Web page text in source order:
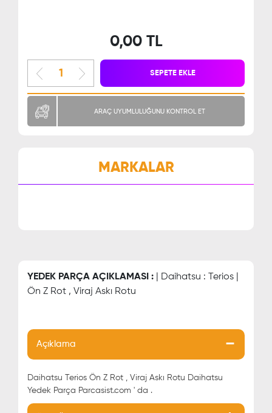
0,00 TL
SEPETE EKLE
ARAÇ UYUMLULUĞUNU KONTROL ET
MARKALAR
YEDEK PARÇA AÇIKLAMASI : | Daihatsu : Terios |
Ön Z Rot , Viraj Askı Rotu
Açıklama
Daihatsu Terios Ön Z Rot , Viraj Askı Rotu Daihatsu
Yedek Parça Parcasist.com ' da .